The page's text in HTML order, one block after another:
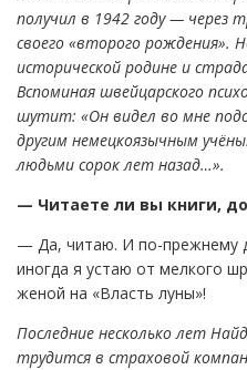
получил в 1942 году — через
своего «второго рождения».
исторической родине и
Вспоминая швейцарского
шутит: «Он видел во мне
другим немецкоязычным
людьми сорок лет назад…».
— Читаете ли вы книги,
— Да, читаю. И по-прежнему
иногда я устаю от мелкого
женой на «Власть луны»!
Последние несколько лет
трудится в страховой